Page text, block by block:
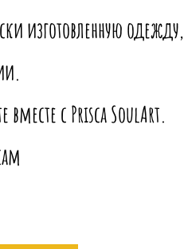
изготовленную одежду,
вместе с Prisca SoulArt.